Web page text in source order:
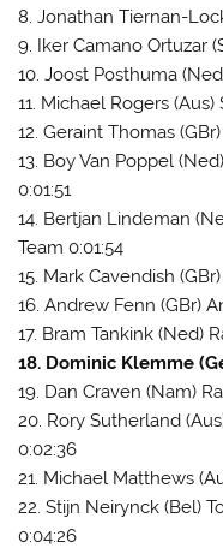
8. Jonathan Tiernan-
9. Iker Camano Ortuzar
10. Joost Posthuma
11. Michael Rogers
12. Geraint Thomas
13. Boy Van Poppel
0:01:51
14. Bertjan Lindeman
Team 0:01:54
15. Mark Cavendish
16. Andrew Fenn (GBr)
17. Bram Tankink (Ned)
18. Dominic Klemme
19. Dan Craven (Nam)
20. Rory Sutherland
0:02:36
21. Michael Matthews
22. Stijn Neirynck (Bel)
0:04:26